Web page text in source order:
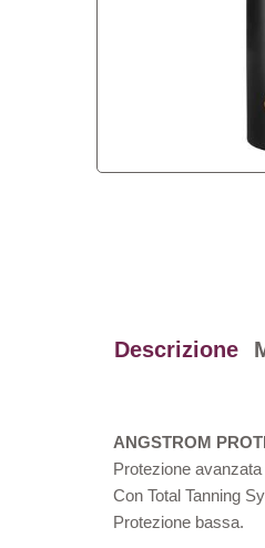
Descrizione
ANGSTROM
Protezione
Con Total Tanning
Protezione bassa.